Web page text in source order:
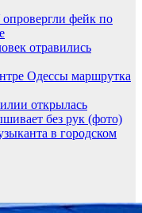
фейк по
отравились
Одессы маршрутка
открылась
без рук (фото)
в городском